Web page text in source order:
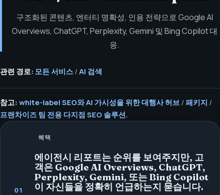
구조화된 콘텐츠, 엔터티 명확성, 인용 전략으로 Google AI
Overviews, ChatGPT, Perplexity, Gemini 및 Bing Copilot 대
응.
관련 경로: 모든 서비스 / AI 검색
참고: white-label SEO와 AI 가시성을 위한 대행사 허브 / 패키지 /
프랜차이즈 팀 전용 다지점 SEO 솔루션.
01
혜택
에이전시 리포트는 순위를 보여주지만, 고
객은 Google AI Overviews, ChatGPT,
Perplexity, Gemini, 또는 Bing Copilot
이 자신들을 정확히 언급하는지 묻습니다.